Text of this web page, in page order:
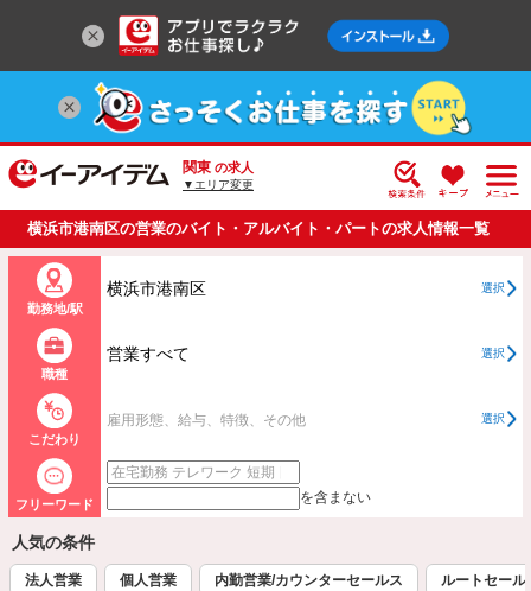
関東 の求人
▼エリア変更
横浜市港南区の営業のバイト・アルバイト・パートの求人情報一覧
勤務地/駅
横浜市港南区 選択
職種
営業すべて 選択
こだわり
雇用形態、給与、特徴、その他 選択
フリーワード を含まない
人気の条件
法人営業 個人営業 内勤営業/カウンターセールス ルートセール